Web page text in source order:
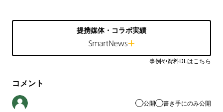
提携媒体・コラボ実績
事例や資料DLはこちら
コメント
公開 書き手にのみ公開